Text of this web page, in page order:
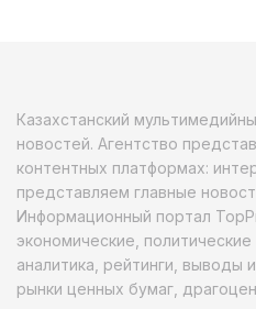
Казахстанский
новостей. Агентство
контентных платформах:
представляем главные
Информационный портал
экономические, политические
аналитика, рейтинги, выводы
рынки ценных бумаг,